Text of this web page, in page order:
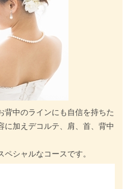
背中のラインにも自信を持ちた
に加えデコルテ、肩、首、背中
シャルなコースです。